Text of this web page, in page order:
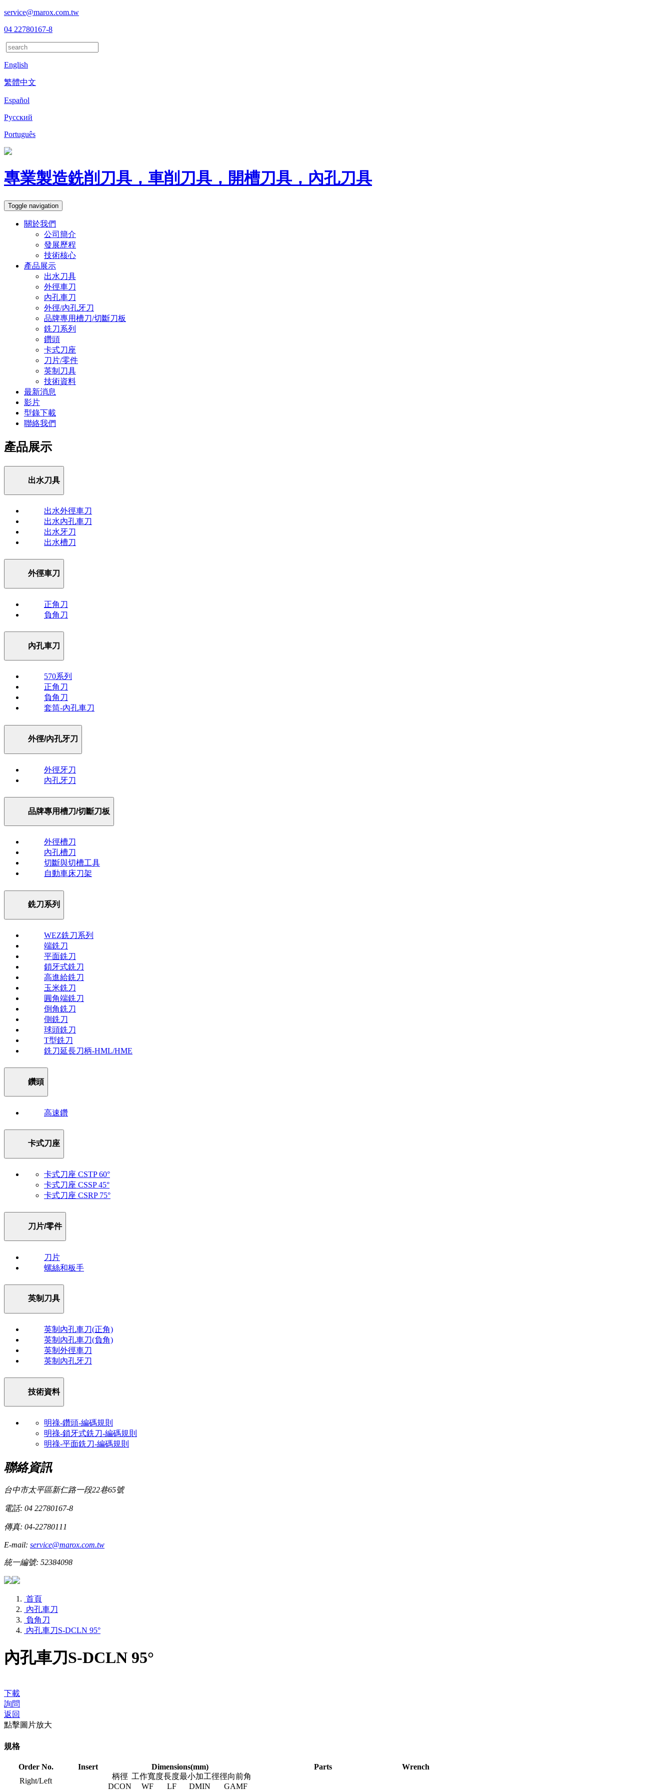
service@marox.com.tw
04 22780167-8
English
繁體中文
Español
Русский
Português
專業製造銑削刀具，車削刀具，開槽刀具，內孔刀具
Toggle navigation
關於我們
公司簡介
發展歷程
技術核心
產品展示
出水刀具
外徑車刀
內孔車刀
外徑/內孔牙刀
品牌專用槽刀/切斷刀板
銑刀系列
鑽頭
卡式刀座
刀片/零件
英制刀具
技術資料
最新消息
影片
型錄下載
聯絡我們
產品展示
出水刀具
出水外徑車刀
出水內孔車刀
出水牙刀
出水槽刀
外徑車刀
正角刀
負角刀
內孔車刀
570系列
正角刀
負角刀
套筒-內孔車刀
外徑/內孔牙刀
外徑牙刀
內孔牙刀
品牌專用槽刀/切斷刀板
外徑槽刀
內孔槽刀
切斷與切槽工具
自動車床刀架
銑刀系列
WEZ銑刀系列
端銑刀
平面銑刀
鎖牙式銑刀
高進給銑刀
玉米銑刀
圓角端銑刀
倒角銑刀
側銑刀
球頭銑刀
T型銑刀
銑刀延長刀柄-HML/HME
鑽頭
高速鑽
卡式刀座
卡式刀座 CSTP 60°
卡式刀座 CSSP 45°
卡式刀座 CSRP 75°
刀片/零件
刀片
螺絲和板手
英制刀具
英制內孔車刀(正角)
英制內孔車刀(負角)
英制外徑車刀
英制內孔牙刀
技術資料
明祿-鑽頭-編碼規則
明祿-鎖牙式銑刀-編碼規則
明祿-平面銑刀-編碼規則
聯絡資訊
台中市太平區新仁路一段22巷65號
電話: 04 22780167-8
傳真: 04-22780111
E-mail: service@marox.com.tw
統一編號: 52384098
首頁
內孔車刀
負角刀
內孔車刀S-DCLN 95°
內孔車刀S-DCLN 95°
下載
詢問
返回
點擊圖片放大
規格
Order No. Insert Dimensions(mm) Parts
Wrench
Right/Left
柄徑 工作寬度長度最小加工徑徑向前角
DCON
WF LF DMIN
GAMF